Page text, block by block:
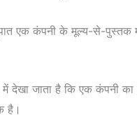
एक कंपनी के मूल्य-से-
जाता है कि एक कंपनी का
है।